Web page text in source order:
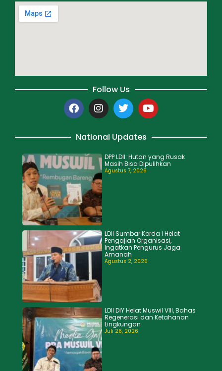
Follow Us
National Updates
DPP LDII: Hutan yang Rusak
Masih Bisa Dipulihkan
Agustus 7, 2026
LDII Sumbar Korda I Helat
Pengajian Organisasi,
Ingatkan Pengurus Jaga
Amanah
Agustus 2, 2026
LDII DIY Helat Muswil VIII, Bahas
Regenerasi dan Ketahanan
Lingkungan
Juli 26, 2026